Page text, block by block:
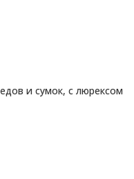
и сумок, с люрексом